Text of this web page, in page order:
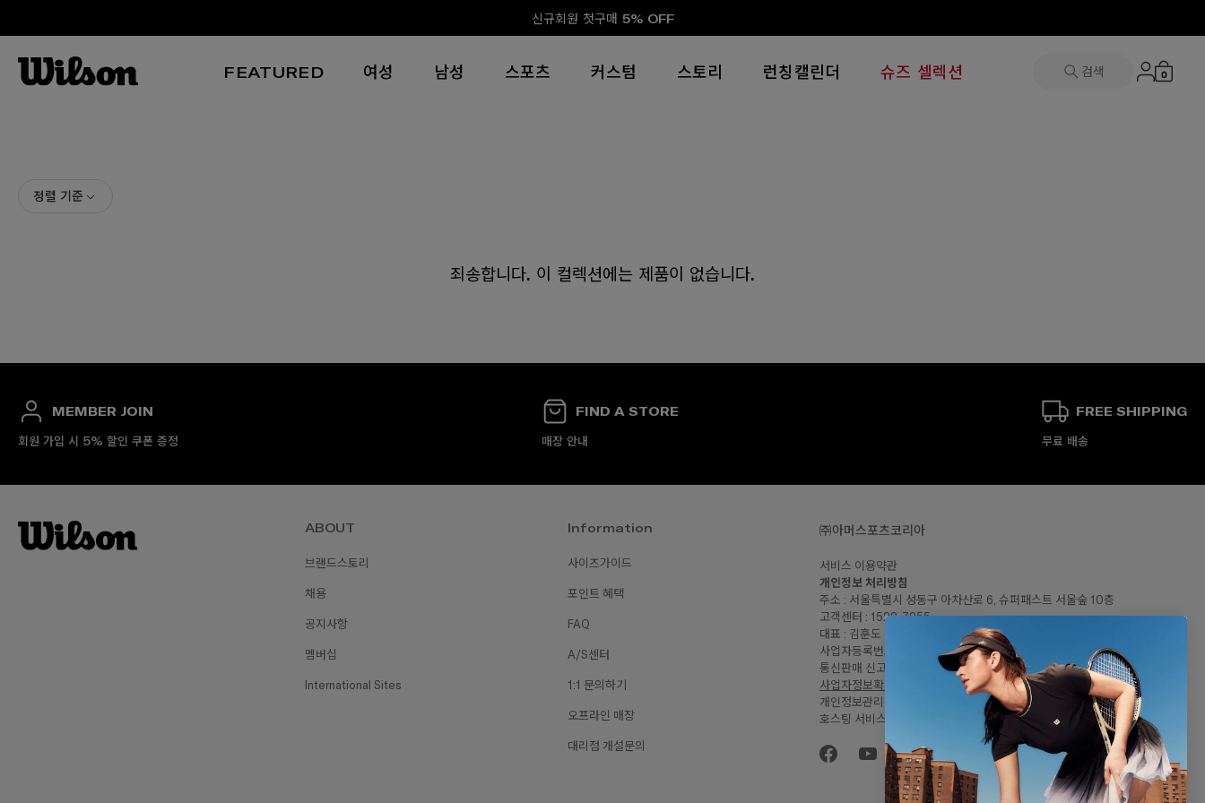
신규회원 첫구매 5% OFF
FEATURED 여성 남성 스포츠 커스텀 스토리 런칭캘린더 슈즈 셀렉션 검색 0
정렬 기준
죄송합니다. 이 컬렉션에는 제품이 없습니다.
MEMBER JOIN
회원 가입 시 5% 할인 쿠폰 증정
FIND A STORE
매장 안내
FREE SHIPPING
무료 배송
ABOUT
브랜드스토리
채용
공지사항
멤버십
International Sites
Information
사이즈가이드
포인트 혜택
FAQ
A/S센터
1:1 문의하기
오프라인 매장
대리점 개설문의
㈜아머스포츠코리아
서비스 이용약관
개인정보 처리방침
주소 : 서울특별시 성동구 아차산로 6, 슈퍼패스트 서울숲 10층
고객센터 : 1522-7255
대표 : 김훈도
사업자등록번호: 120-81-57446
통신판매 신고번호 : 2023-서울성동-2064
사업자정보확인
개인정보관리책임자 : 임민지
호스팅 서비스 : Shopify